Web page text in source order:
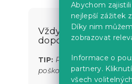
Abychom
nejlepší zážitek
Díky nim
zobrazovat
Informace o
partnery.
všech
Vždy sledujte
doporučení od
TIP: Prostěradla žehlete
poškodit.